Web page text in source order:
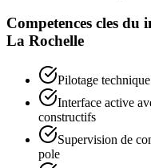
Competences cles du
La Rochelle
Pilotage
Interface active
constructifs
Supervision de
pole